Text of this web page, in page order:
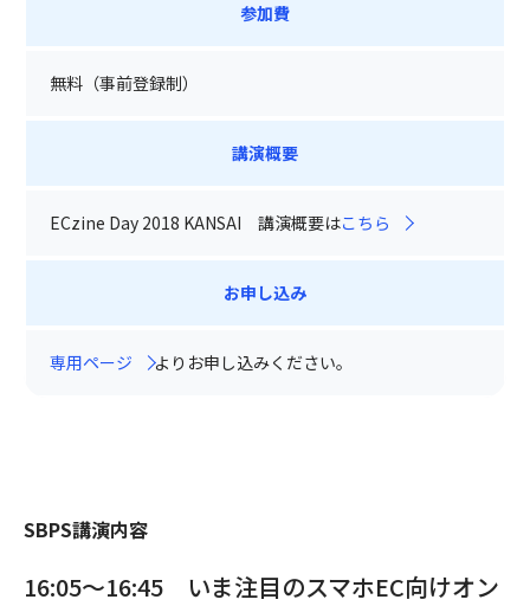
参加費
無料（事前登録制）
講演概要
ECzine Day 2018 KANSAI 講演概要はこちら
お申し込み
専用ページ よりお申し込みください。
SBPS講演内容
16:05～16:45 いま注目のスマホEC向けオン